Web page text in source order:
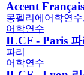
Accent
몽펠리에 어학연수
어학연수
ILCF - Paris
파리
어학연수